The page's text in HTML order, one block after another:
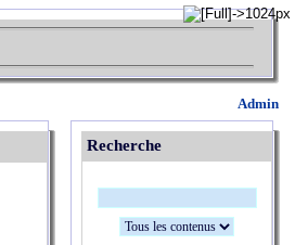
Admin
Recherche